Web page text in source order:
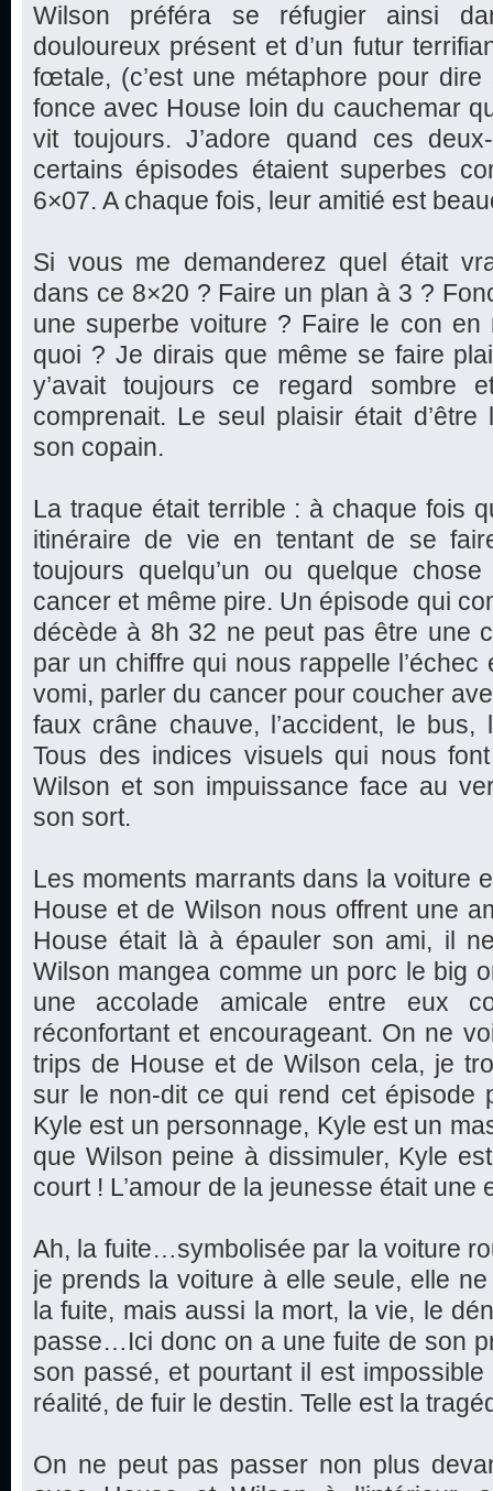
Wilson préféra se réfugier ainsi
douloureux présent et d’un futur
fœtale, (c’est une métaphore pour
fonce avec House loin du cauchemar
vit toujours. J’adore quand ces
certains épisodes étaient superbes
6×07. A chaque fois, leur amitié est
Si vous me demanderez quel était
dans ce 8×20 ? Faire un plan à 3 ?
une superbe voiture ? Faire le con en
quoi ? Je dirais que même se faire
y’avait toujours ce regard sombre
comprenait. Le seul plaisir était
son copain.
La traque était terrible : à chaque fois
itinéraire de vie en tentant de se
toujours quelqu’un ou quelque
cancer et même pire. Un épisode qui
décède à 8h 32 ne peut pas être une
par un chiffre qui nous rappelle
vomi, parler du cancer pour coucher
faux crâne chauve, l’accident, le bus,
Tous des indices visuels qui nous
Wilson et son impuissance face au
son sort.
Les moments marrants dans la voiture
House et de Wilson nous offrent une
House était là à épauler son ami, il
Wilson mangea comme un porc le big
une accolade amicale entre eux
réconfortant et encourageant. On ne
trips de House et de Wilson cela, je
sur le non-dit ce qui rend cet épisode
Kyle est un personnage, Kyle est un
que Wilson peine à dissimuler, Kyle
court ! L’amour de la jeunesse était une
Ah, la fuite…symbolisée par la voiture
je prends la voiture à elle seule, elle
la fuite, mais aussi la mort, la vie, le
passe…Ici donc on a une fuite de son
son passé, et pourtant il est
réalité, de fuir le destin. Telle est la
On ne peut pas passer non plus